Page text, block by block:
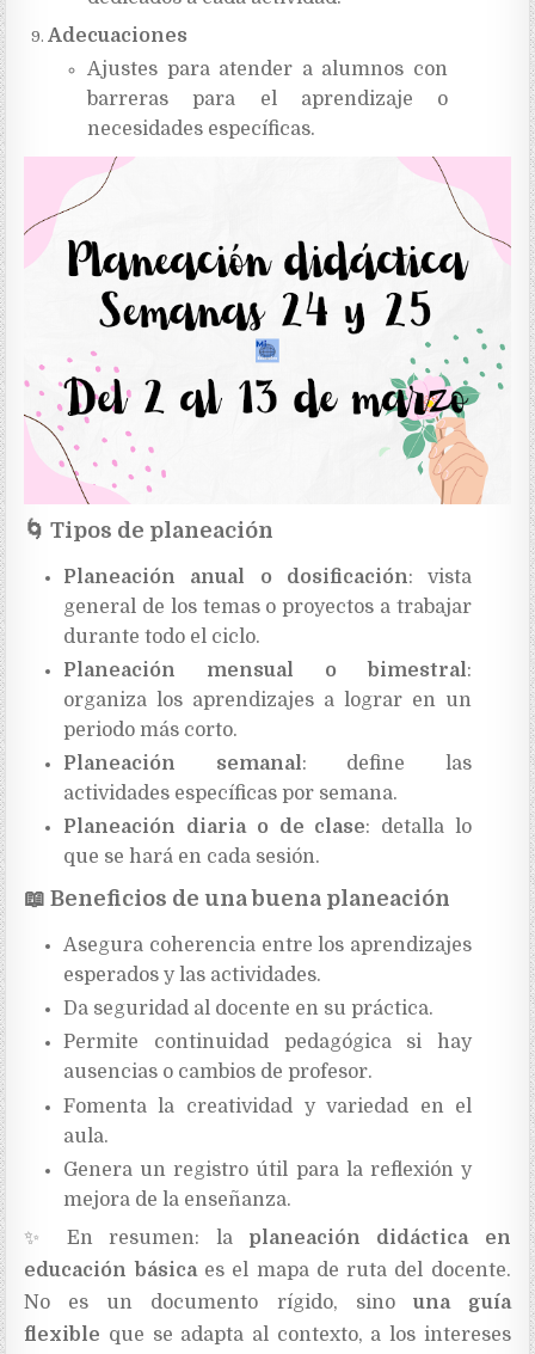
Adecuaciones
Ajustes para atender a alumnos con
barreras para el aprendizaje o
necesidades específicas.
🌀 Tipos de planeación
Planeación anual o dosificación: vista
general de los temas o proyectos a trabajar
durante todo el ciclo.
Planeación mensual o bimestral:
organiza los aprendizajes a lograr en un
periodo más corto.
Planeación semanal: define las
actividades específicas por semana.
Planeación diaria o de clase: detalla lo
que se hará en cada sesión.
📖 Beneficios de una buena planeación
Asegura coherencia entre los aprendizajes
esperados y las actividades.
Da seguridad al docente en su práctica.
Permite continuidad pedagógica si hay
ausencias o cambios de profesor.
Fomenta la creatividad y variedad en el
aula.
Genera un registro útil para la reflexión y
mejora de la enseñanza.
✨
En resumen: la planeación didáctica en
educación básicaes el mapa de ruta del docente.
No es un documento rígido, sino una guía
flexible que se adapta al contexto, a los intereses